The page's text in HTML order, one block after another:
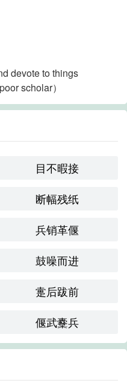
devote to things
scholar）
目不暇接
断幅残纸
兵销革偃
鼓噪而进
疐后跋前
偃武櫜兵